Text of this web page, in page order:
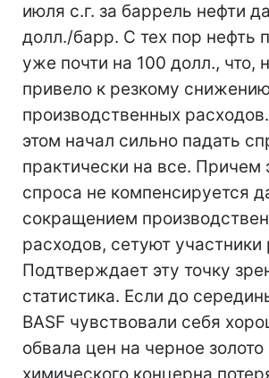
июля с.г. за баррель нефти
долл./барр. С тех пор нефть
уже почти на 100 долл., что,
привело к резкому
производственных
этом начал сильно падать
практически на все. Причем
спроса не компенсируется
сокращением
расходов, сетуют участники
Подтверждает эту точку
статистика. Если до
BASF чувствовали себя
обвала цен на черное золото